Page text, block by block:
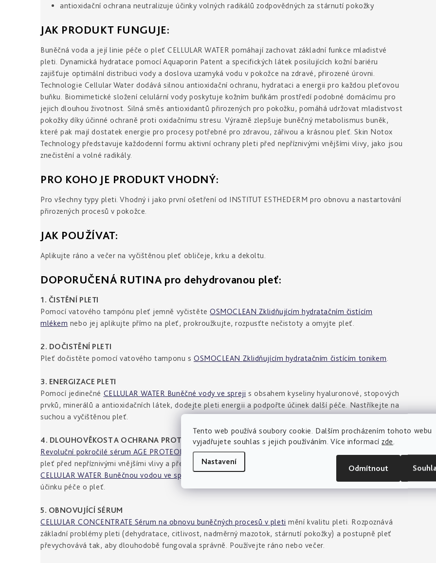
Tento web používá soubory cookie. Dalším procházením tohoto webu
vyjadřujete souhlas s jejich používáním. Více informacízde
Nastavení
Odmítnout
antioxidační ochrana neutralizuje účinky volných radikálů zodpovědných za stárnutí pokožky
JAK PRODUKT FUNGUJE:
Buněčná voda a její linie péče o pleť CELLULAR WATER pomáhají zachovat základní funkce mladistvé
pleti. Dynamická hydratace pomocí Aquaporin Patent a specifických látek posilujících kožní bariéru
zajišťuje optimální distribuci vody a doslova uzamyká vodu v pokožce na zdravé, přirozené úrovni.
Technologie Cellular Water dodává silnou antioxidační ochranu, hydrataci a energii pro každou pleťovou
buňku. Biomimetické složení celulární vody poskytuje kožním buňkám prostředí podobné domácímu pro
jejich dlouhou životnost. Silná směs antioxidantů přirozených pro pokožku, pomáhá udržovat mladistvost
pokožky díky účinné ochraně proti oxidačnímu stresu. Výrazně zlepšuje buněčný metabolismus buněk,
které pak mají dostatek energie pro procesy potřebné pro zdravou, zářivou a krásnou pleť. Skin Notox
Technology představuje každodenní formu aktivní ochrany pleti před nepříznivými vnějšími vlivy, jako jsou
znečistění a volné radikály.
PRO KOHO JE PRODUKT VHODNÝ:
Pro všechny typy pleti. Vhodný i jako první ošetření od INSTITUT ESTHEDERM pro obnovu a nastartování
přirozených procesů v pokožce.
JAK POUŽÍVAT:
Aplikujte ráno a večer na vyčištěnou pleť obličeje, krku a dekoltu.
DOPORUČENÁ RUTINA pro dehydrovanou pleť:
1. ČISTĚNÍ PLETI
Pomocí vatového tampónu pleť jemně vyčistěteOSMOCLEAN Zklidňujícím hydratačním čistícím
mlékem nebo jej aplikujte přímo na pleť, prokroužkujte, rozpusťte nečistoty a omyjte pleť.
2. DOČISTĚNÍ PLETI
Pleť dočistěte pomocí vatového tamponu s OSMOCLEAN Zklidňujícím hydratačním čistícím tonikem
3. ENERGIZACE PLETI
Pomocí jedinečné CELLULAR WATER Buněčné vody ve spreji s obsahem kyseliny hyaluronové, stopových
prvků, minerálů a antioxidačních látek, dodejte pleti energii a podpořte účinek další péče. Nastříkejte na
suchou a vyčištěnou pleť.
4. DLOUHOVĚKOST A OCHRANA PROTEOMU
Revoluční pokročilé sérum AGE PROTEOM™pomáhá chránit klíčové proteiny v pleti, a tím účinně chrání
pleť před nepříznivými vnějšími vlivy a předčasným stárnutím, používejte ráno nebo večer společně s
CELLULAR WATER Buněčnou vodou ve spreji jako absolutní základ každodenní rutiny pro maximalizaci
účinku péče o pleť.
5. OBNOVUJÍCÍ SÉRUM
CELLULAR CONCENTRATE Sérum na obnovu buněčných procesů v pleti mění kvalitu pleti. Rozpoznává
základní problémy pleti (dehydratace, citlivost, nadměrný mazotok, stárnutí pokožky) a postupně pleť
převychovává tak, aby dlouhodobě fungovala správně. Používejte ráno nebo večer.